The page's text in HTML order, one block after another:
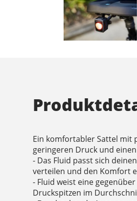
Ein komfortabler Sattel mit
geringeren Druck und
- Das Fluid passt sich
verteilen und den Komfort
- Fluid weist eine
Druckspitzen im